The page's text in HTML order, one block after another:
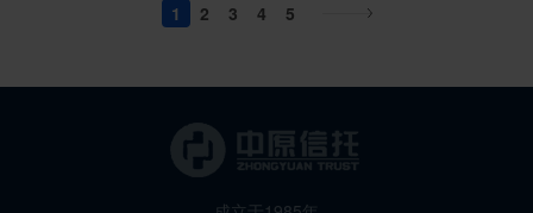
1 2 3 4 5